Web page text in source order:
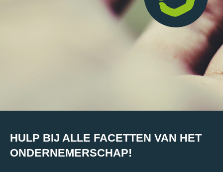
HULP BIJ ALLE FACETTEN VAN HET
ONDERNEMERSCHAP!